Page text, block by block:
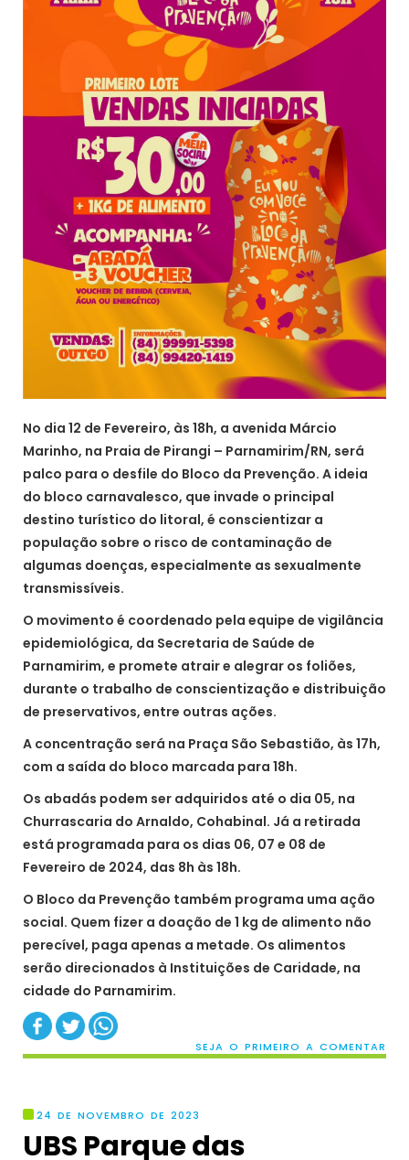
No dia 12 de Fevereiro, às 18h, a avenida Márcio
Marinho, na Praia de Pirangi – Parnamirim/RN, será
palco para o desfile do Bloco da Prevenção. A ideia
do bloco carnavalesco, que invade o principal
destino turístico do litoral, é conscientizar a
população sobre o risco de contaminação de
algumas doenças, especialmente as sexualmente
transmissíveis.
O movimento é coordenado pela equipe de vigilância
epidemiológica, da Secretaria de Saúde de
Parnamirim, e promete atrair e alegrar os foliões,
durante o trabalho de conscientização e distribuição
de preservativos, entre outras ações.
A concentração será na Praça São Sebastião, às 17h,
com a saída do bloco marcada para 18h.
Os abadás podem ser adquiridos até o dia 05, na
Churrascaria do Arnaldo, Cohabinal. Já a retirada
está programada para os dias 06, 07 e 08 de
Fevereiro de 2024, das 8h às 18h.
O Bloco da Prevenção também programa uma ação
social. Quem fizer a doação de 1 kg de alimento não
perecível, paga apenas a metade. Os alimentos
serão direcionados à Instituições de Caridade, na
cidade do Parnamirim.
SEJA O PRIMEIRO A COMENTAR
24 DE NOVEMBRO DE 2023
UBS Parque das